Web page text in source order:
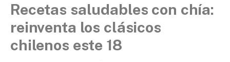
Recetas saludables con chía:
reinventa los clásicos
chilenos este 18